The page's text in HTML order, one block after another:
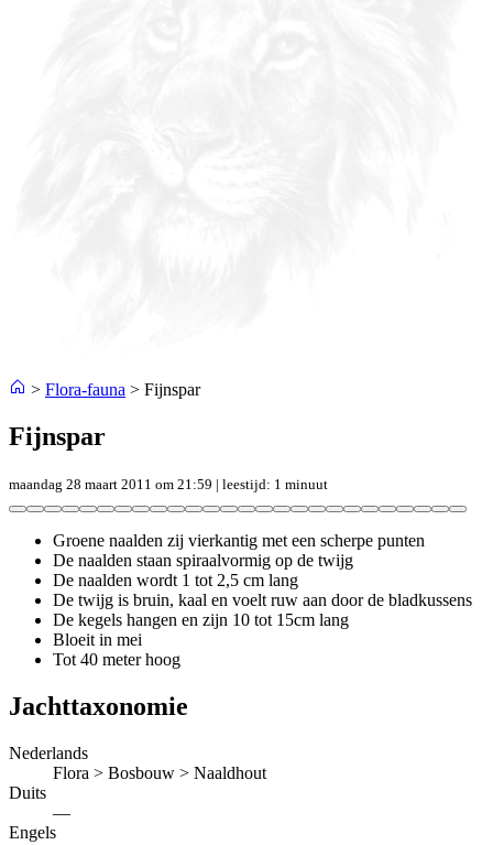
> Flora-fauna > Fijnspar
Fijnspar
maandag 28 maart 2011 om 21:59 | leestijd: 1 minuut
Groene naalden zij vierkantig met een scherpe punten
De naalden staan spiraalvormig op de twijg
De naalden wordt 1 tot 2,5 cm lang
De twijg is bruin, kaal en voelt ruw aan door de bladkussens
De kegels hangen en zijn 10 tot 15cm lang
Bloeit in mei
Tot 40 meter hoog
Jachttaxonomie
Nederlands
Flora > Bosbouw > Naaldhout
Duits
—
Engels